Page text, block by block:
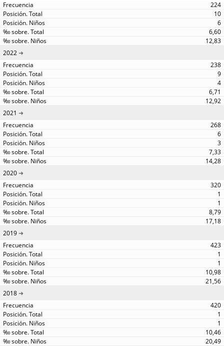
224
10
6
6,60
12,83
2022
238
9
4
6,71
12,92
2021
268
6
3
7,33
14,28
2020
320
1
1
8,79
17,18
2019
423
1
1
10,98
21,56
2018
420
1
1
10,46
20,49